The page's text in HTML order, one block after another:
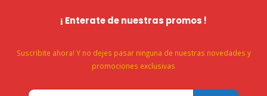
¡ Enterate de nuestras promos !
Suscribite ahora! Y no dejes pasar ninguna de nuestras novedades y
promociones exclusivas